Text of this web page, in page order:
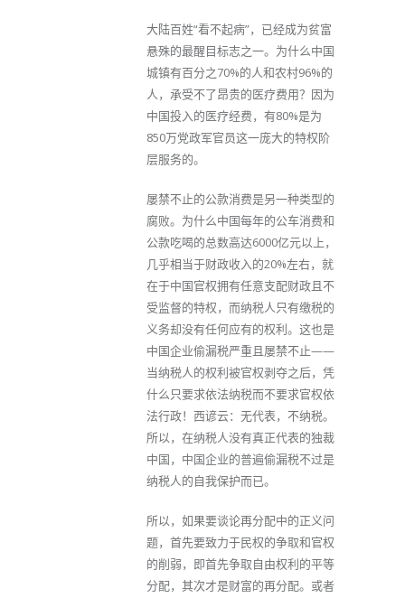
大陆百姓“看不起病”，已经成为贫富
悬殊的最醒目标志之一。为什么中国
城镇有百分之70%的人和农村96%的
人，承受不了昂贵的医疗费用？因为
中国投入的医疗经费，有80%是为
850万党政军官员这一庞大的特权阶
层服务的。
屡禁不止的公款消费是另一种类型的
腐败。为什么中国每年的公车消费和
公款吃喝的总数高达6000亿元以上，
几乎相当于财政收入的20%左右，就
在于中国官权拥有任意支配财政且不
受监督的特权，而纳税人只有缴税的
义务却没有任何应有的权利。这也是
中国企业偷漏税严重且屡禁不止——
当纳税人的权利被官权剥夺之后，凭
什么只要求依法纳税而不要求官权依
法行政！西谚云：无代表，不纳税。
所以，在纳税人没有真正代表的独裁
中国，中国企业的普遍偷漏税不过是
纳税人的自我保护而已。
所以，如果要谈论再分配中的正义问
题，首先要致力于民权的争取和官权
的削弱，即首先争取自由权利的平等
分配，其次才是财富的再分配。或者